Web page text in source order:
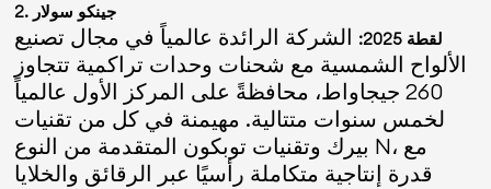
2. جينكو سولار
لقطة 2025:
الشركة الرائدة عالمياً في مجال تصنيع
الألواح الشمسية مع شحنات وحدات تراكمية تتجاوز
260 جيجاواط، محافظةً على المركز الأول عالمياً
لخمس سنوات متتالية. مهيمنة في كل من تقنيات
بيرك وتقنيات توبكون المتقدمة من النوع N، مع
قدرة إنتاجية متكاملة رأسيًا عبر الرقائق والخلايا